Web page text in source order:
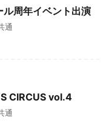
周年イベント出演
通
CIRCUS vol.4
通